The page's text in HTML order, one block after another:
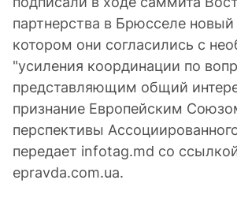
партнерства в Брюсселе новый
котором они согласились с
"усиления координации по
представляющим общий
признание Европейским
перспективы
передает infotag.md со
epravda.com.ua.